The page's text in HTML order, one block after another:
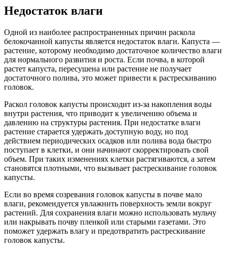
Недостаток влаги
Одной из наиболее распространенных причин раскола
белокочанной капусты является недостаток влаги. Капуста —
растение, которому необходимо достаточное количество влаги
для нормального развития и роста. Если почва, в которой
растет капуста, пересушена или растение не получает
достаточного полива, это может привести к растрескиванию
головок.
Раскол головок капусты происходит из-за накопления воды
внутри растения, что приводит к увеличению объема и
давлению на структуры растения. При недостатке влаги
растение старается удержать доступную воду, но под
действием периодических осадков или полива вода быстро
поступает в клетки, и они начинают скорректировать свой
объем. При таких изменениях клетки растягиваются, а затем
становятся плотными, что вызывает растрескивание головок
капусты.
Если во время созревания головок капусты в почве мало
влаги, рекомендуется увлажнить поверхность земли вокруг
растений. Для сохранения влаги можно использовать мульчу
или накрывать почву пленкой или старыми газетами. Это
поможет удержать влагу и предотвратить растрескивание
головок капусты.